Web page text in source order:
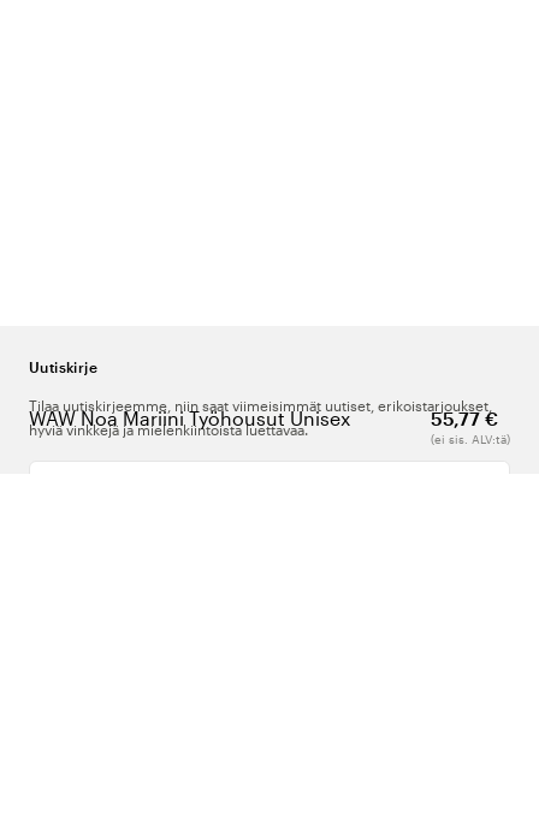
WAW Noa Mariini Työhousut Unisex 55,77 €
(ei sis. ALV:tä)
Uutiskirje
Tilaa uutiskirjeemme, niin saat viimeisimmät uutiset, erikoistarjoukset,
hyviä vinkkejä ja mielenkiintoista luettavaa.
Kirjoita sähköpostiosoitteesi